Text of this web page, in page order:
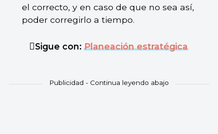
el correcto, y en caso de que no sea así,
poder corregirlo a tiempo.
Sigue con:Planeación estratégica